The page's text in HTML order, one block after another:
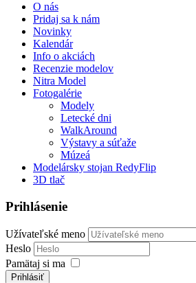
O nás
Pridaj sa k nám
Novinky
Kalendár
Info o akciách
Recenzie modelov
Nitra Model
Fotogalérie
Modely
Letecké dni
WalkAround
Výstavy a súťaže
Múzeá
Modelársky stojan RedyFlip
3D tlač
Prihlásenie
Užívateľské meno
Heslo
Pamätaj si ma
Prihlásiť